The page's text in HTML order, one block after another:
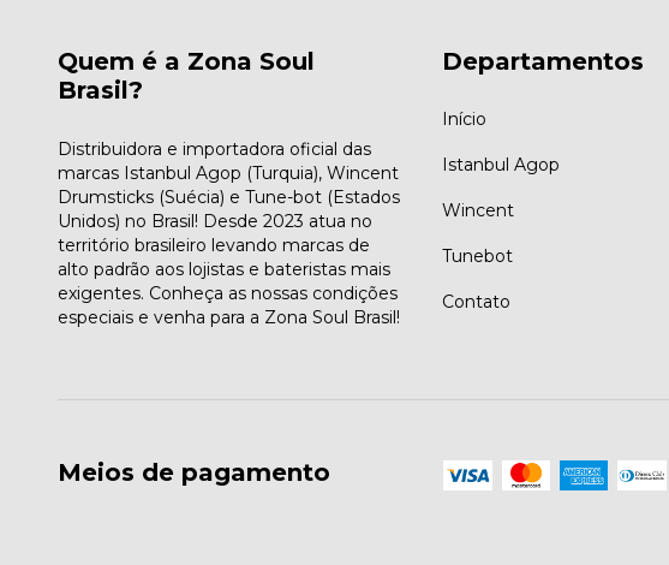
Quem é a Zona Soul
Brasil?
Distribuidora e importadora oficial das
marcas Istanbul Agop (Turquia), Wincent
Drumsticks (Suécia) e Tune-bot (Estados
Unidos) no Brasil! Desde 2023 atua no
território brasileiro levando marcas de
alto padrão aos lojistas e bateristas mais
exigentes. Conheça as nossas condições
especiais e venha para a Zona Soul Brasil!
Departamentos
Início
Istanbul Agop
Wincent
Tunebot
Contato
Meios de pagamento